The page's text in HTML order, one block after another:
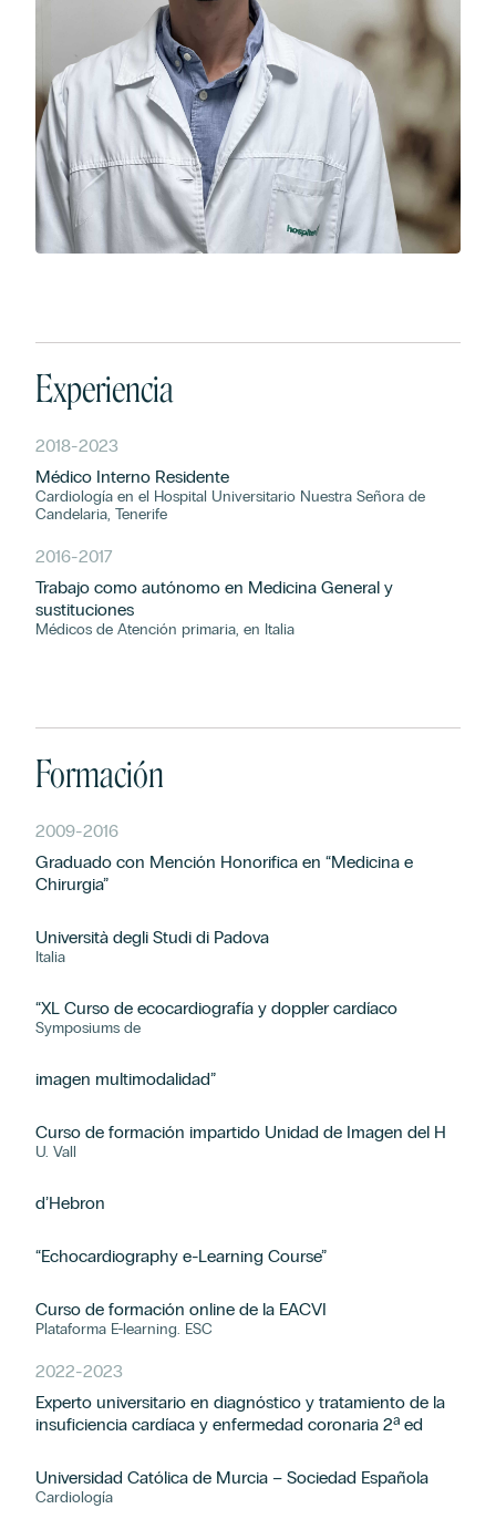
Experiencia
2018-2023
Médico Interno Residente
Cardiología en el Hospital Universitario Nuestra Señora de
Candelaria, Tenerife
2016-2017
Trabajo como autónomo en Medicina General y
sustituciones
Médicos de Atención primaria, en Italia
Formación
2009-2016
Graduado con Mención Honorifica en “Medicina e
Chirurgia”
Università degli Studi di Padova
Italia
“XL Curso de ecocardiografía y doppler cardíaco
Symposiums de
imagen multimodalidad”
Curso de formación impartido Unidad de Imagen del H
U. Vall
d’Hebron
“Echocardiography e-Learning Course”
Curso de formación online de la EACVI
Plataforma E-learning. ESC
2022-2023
Experto universitario en diagnóstico y tratamiento de la
insuficiencia cardíaca y enfermedad coronaria 2ª ed
Universidad Católica de Murcia – Sociedad Española
Cardiología